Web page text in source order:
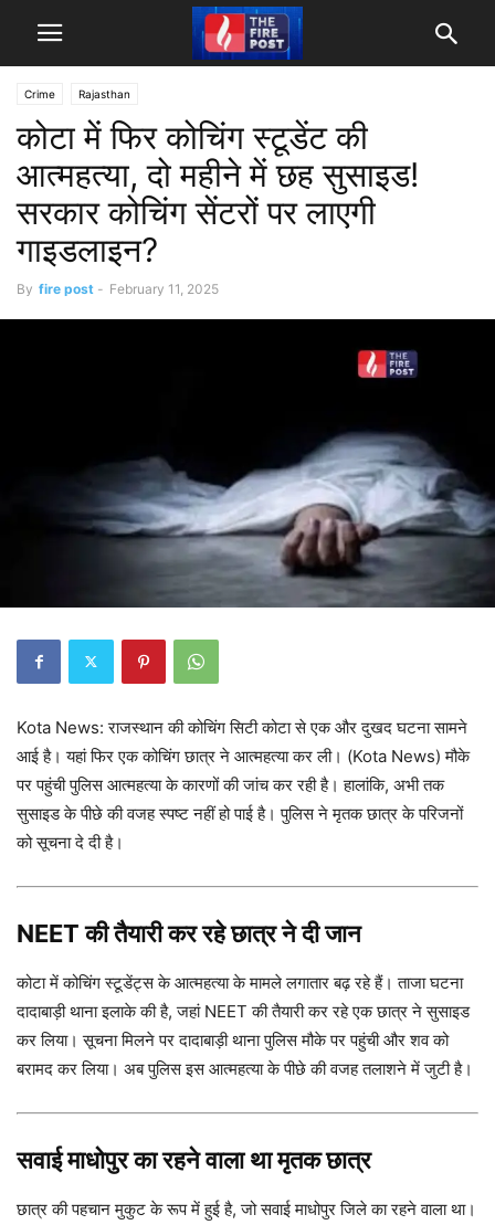
Crime Rajasthan
कोटा में फिर कोचिंग स्टूडेंट की
आत्महत्या, दो महीने में छह सुसाइड!
सरकार कोचिंग सेंटरों पर लाएगी
गाइडलाइन?
By fire post - February 11, 2025
Kota News: राजस्थान की कोचिंग सिटी कोटा से एक और दुखद घटना सामने
आई है। यहां फिर एक कोचिंग छात्र ने आत्महत्या कर ली। (Kota News) मौके
पर पहुंची पुलिस आत्महत्या के कारणों की जांच कर रही है। हालांकि, अभी तक
सुसाइड के पीछे की वजह स्पष्ट नहीं हो पाई है। पुलिस ने मृतक छात्र के परिजनों
को सूचना दे दी है।
NEET की तैयारी कर रहे छात्र ने दी जान
कोटा में कोचिंग स्टूडेंट्स के आत्महत्या के मामले लगातार बढ़ रहे हैं। ताजा घटना
दादाबाड़ी थाना इलाके की है, जहां NEET की तैयारी कर रहे एक छात्र ने सुसाइड
कर लिया। सूचना मिलने पर दादाबाड़ी थाना पुलिस मौके पर पहुंची और शव को
बरामद कर लिया। अब पुलिस इस आत्महत्या के पीछे की वजह तलाशने में जुटी है।
सवाई माधोपुर का रहने वाला था मृतक छात्र
छात्र की पहचान मुकुट के रूप में हुई है, जो सवाई माधोपुर जिले का रहने वाला था।